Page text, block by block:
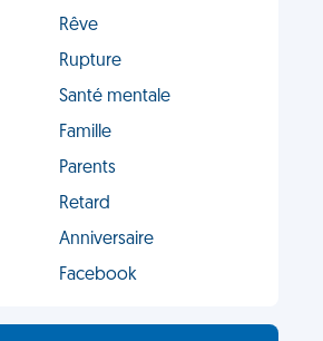
Rêve
Rupture
Santé mentale
Famille
Parents
Retard
Anniversaire
Facebook